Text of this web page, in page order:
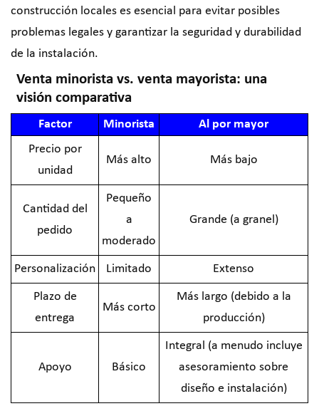
construcción locales es esencial para evitar posibles
problemas legales y garantizar la seguridad y durabilidad
de la instalación.
Venta minorista vs. venta mayorista: una
visión comparativa
Factor Minorista
Al por mayor
Precio por
unidad
Más alto Más bajo
Cantidad del
pedido
Pequeño
a
moderado
Grande (a granel)
Personalización Limitado Extenso
Plazo de
entrega
Más corto
Más largo (debido a la
producción)
Apoyo Básico
Integral (a menudo incluye
asesoramiento sobre
diseño e instalación)